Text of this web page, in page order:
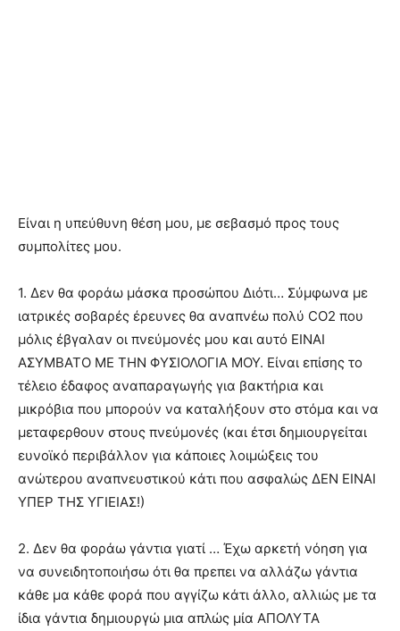
Είναι η υπεύθυνη θέση μου, με σεβασμό προς τους
συμπολίτες μου.
1. Δεν θα φοράω μάσκα προσώπου Διότι… Σύμφωνα με
ιατρικές σοβαρές έρευνες θα αναπνέω πολύ CO2 που
μόλις έβγαλαν οι πνεύμονές μου και αυτό ΕΙΝΑΙ
ΑΣΥΜΒΑΤΟ ΜΕ ΤΗΝ ΦΥΣΙΟΛΟΓΙΑ ΜΟΥ. Είναι επίσης το
τέλειο έδαφος αναπαραγωγής για βακτήρια και
μικρόβια που μπορούν να καταλήξουν στο στόμα και να
μεταφερθουν στους πνεύμονές (και έτσι δημιουργείται
ευνοϊκό περιβάλλον για κάποιες λοιμώξεις του
ανώτερου αναπνευστικού κάτι που ασφαλώς ΔΕΝ ΕΙΝΑΙ
ΥΠΕΡ ΤΗΣ ΥΓΙΕΙΑΣ!)
2. Δεν θα φοράω γάντια γιατί … Έχω αρκετή νόηση για
να συνειδητοποιήσω ότι θα πρεπει να αλλάζω γάντια
κάθε μα κάθε φορά που αγγίζω κάτι άλλο, αλλιώς με τα
ίδια γάντια δημιουργώ μια απλώς μία ΑΠΟΛΥΤΑ